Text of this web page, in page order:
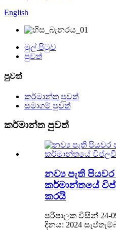
English
මුල් පිටුව
පුවත්
පුවත්
කර්මාන්ත පුවත්
සමාගම් පුවත්
කර්මාන්ත පුවත්
නව්‍ය පැති
කර්මාන්තයේ
කරයි
පරිපාලක විසින් 24-
දිනය: 2024